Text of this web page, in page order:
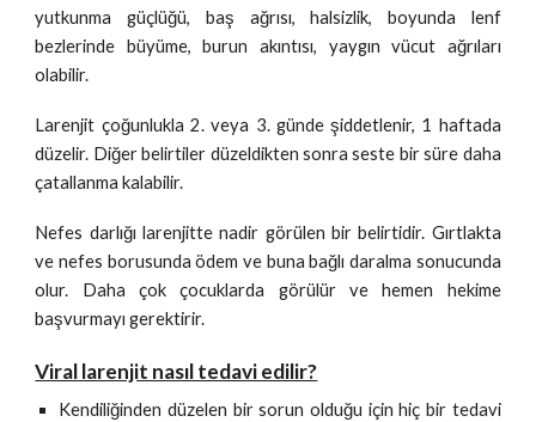
yutkunma güçlüğü, baş ağrısı, halsizlik, boyunda lenf
bezlerinde büyüme, burun akıntısı, yaygın vücut ağrıları
olabilir.
Larenjit çoğunlukla 2. veya 3. günde şiddetlenir, 1 haftada
düzelir. Diğer belirtiler düzeldikten sonra seste bir süre daha
çatallanma kalabilir.
Nefes darlığı larenjitte nadir görülen bir belirtidir. Gırtlakta
ve nefes borusunda ödem ve buna bağlı daralma sonucunda
olur. Daha çok çocuklarda görülür ve hemen hekime
başvurmayı gerektirir.
Viral larenjit nasıl tedavi edilir?
Kendiliğinden düzelen bir sorun olduğu için hiç bir tedavi